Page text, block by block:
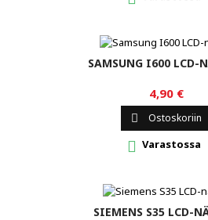
SAMSUNG I600 LCD-
4,90 €
 Ostoskoriin
 Varastossa
SIEMENS S35 LCD-